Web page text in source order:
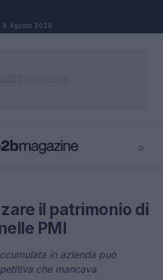
9 Agosto 2026
⌕
il patrimonio di
PMI
in azienda può
che mancava